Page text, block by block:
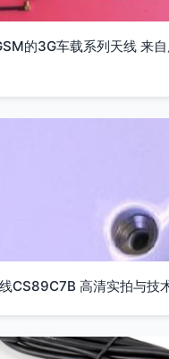
的3G车载系列天线 来
CS89C7B 高清实拍与技